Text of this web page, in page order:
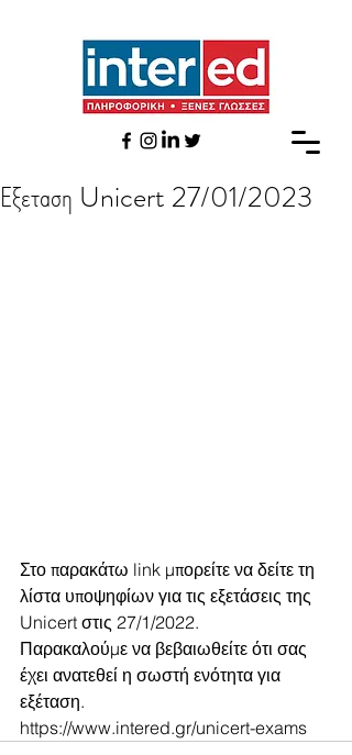
Εξεταση Unicert 27/01/2023
Στο παρακάτω link μπορείτε να δείτε τη
λίστα υποψηφίων για τις εξετάσεις της
Unicert στις 27/1/2022.
Παρακαλούμε να βεβαιωθείτε ότι σας
έχει ανατεθεί η σωστή ενότητα για
εξέταση.
https://www.intered.gr/unicert-exams